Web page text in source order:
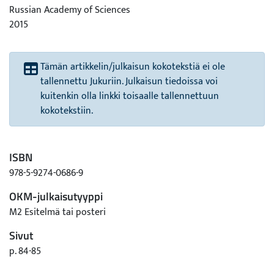
Russian Academy of Sciences
2015
Tämän artikkelin/julkaisun kokotekstiä ei ole
tallennettu Jukuriin. Julkaisun tiedoissa voi
kuitenkin olla linkki toisaalle tallennettuun
kokotekstiin.
ISBN
978-5-9274-0686-9
OKM-julkaisutyyppi
M2 Esitelmä tai posteri
Sivut
p. 84-85